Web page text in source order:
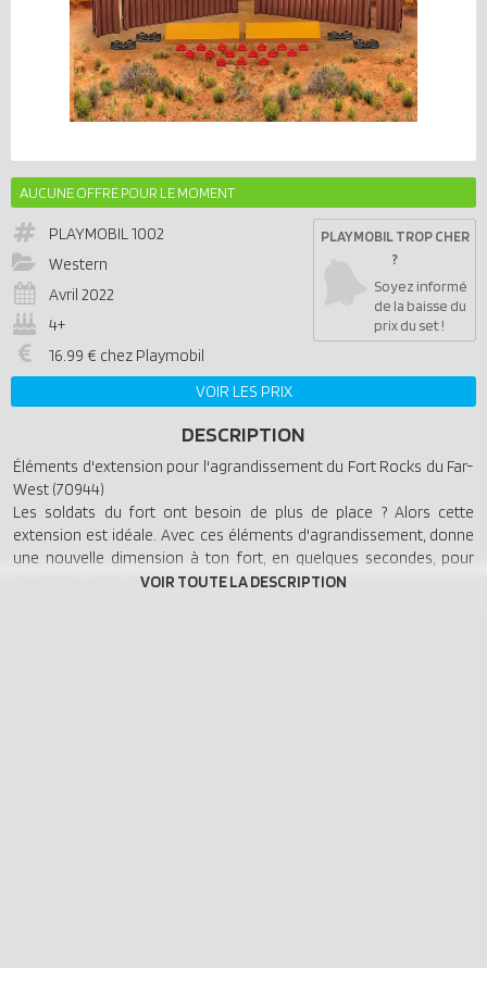
AUCUNE OFFRE POUR LE MOMENT
PLAYMOBIL1002
Western
Avril 2022
4+
16.99 € chez Playmobil
PLAYMOBIL TROP CHER
?
Soyez informé
de la baisse du
prix du set !
VOIR LES PRIX
DESCRIPTION
Éléments d'extension pour l'agrandissement du Fort Rocks du Far-
West (70944)
Les soldats du fort ont besoin de plus de place ? Alors cette
extension est idéale. Avec ces éléments d'agrandissement, donne
une nouvelle dimension à ton fort, en quelques secondes, pour
encore plus d'aventures !